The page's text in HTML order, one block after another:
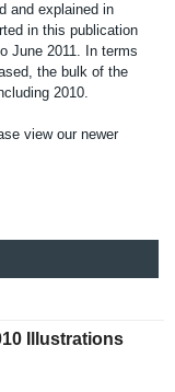
and explained in
in this publicatio­n
June 2011. In terms
the bulk of the
2010.
view our newer
Illustrations